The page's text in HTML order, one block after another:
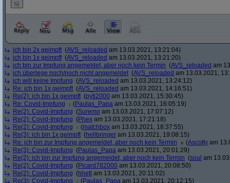
ich bin 2x geimpft (AVS_reloaded am 13.03.2021, 13:21:04)
ich bin 1x geimpft (AVS_reloaded am 13.03.2021, 13:21:20)
ich bin zur Impfung angemeldet, aber noch kein Termin (AVS_reloaded am
ich überlege noch/noch nicht angemeldet (AVS_reloaded am 13.03.2021,
ich will keine Impfung (AVS_reloaded am 13.03.2021, 13:24:12)
Re: ich bin 1x geimpft (AVS_reloaded am 13.03.2021, 14:16:51)
Re(2): ich bin 1x geimpft (pyti2000 am 13.03.2021, 15:30:45)
Re: Covid-Impfung
(Paulas_Papa am 13.03.2021, 16:05:19)
Re(2): Covid-Impfung (Suremo am 13.03.2021, 17:07:12)
Re(2): Covid-Impfung (Phex am 13.03.2021, 17:21:18)
Re(2): Covid-Impfung
(matchbox am 13.03.2021, 18:37:55)
Re(3): ich bin 1x geimpft (hellbringer am 13.03.2021, 19:08:15)
Re: ich bin zur Impfung angemeldet, aber noch kein Termin
(Ascotty am
Re(3): Covid-Impfung (Paulas_Papa am 13.03.2021, 20:01:29)
Re(2): ich bin zur Impfung angemeldet, aber noch kein Termin (soul am
Re(2): Covid-Impfung (Picard782000 am 13.03.2021, 20:08:50)
Re(2): Covid-Impfung (hhetl am 13.03.2021, 20:11:02)
Re(3): Covid-Impfung
(Paulas_Papa am 13.03.2021, 20:12:15)